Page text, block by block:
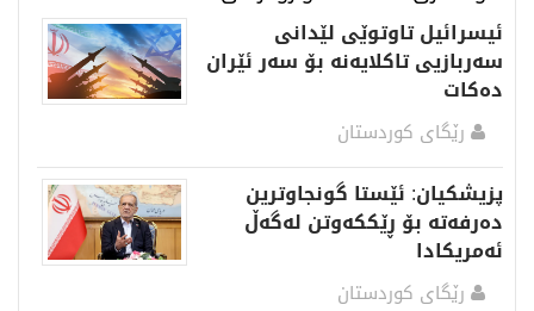
ئیسرائیل تاوتوێی لێدانی
سەربازیی تاكلایەنە بۆ سەر ئێران
دەکات
رێگای كوردستان
پزیشکیان: ئێستا گونجاوترین
دەرفەتە بۆ ڕێککەوتن لەگەڵ
ئەمریکادا
رێگای كوردستان